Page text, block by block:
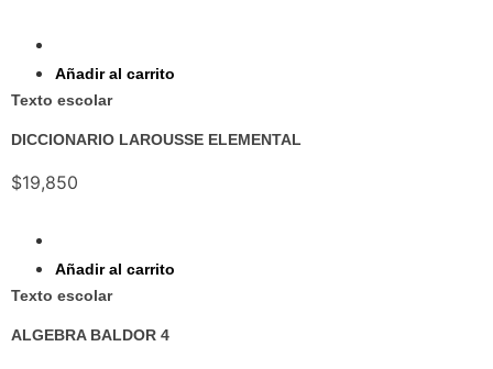
Añadir al carrito
Texto escolar
DICCIONARIO LAROUSSE ELEMENTAL
$19,850
Añadir al carrito
Texto escolar
ALGEBRA BALDOR 4